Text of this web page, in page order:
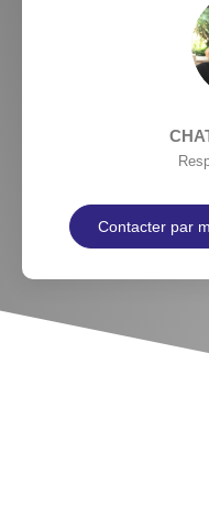
Contacter par